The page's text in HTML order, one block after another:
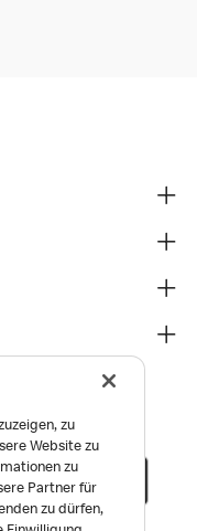
zu
Website zu
zu
Partner für
zu dürfen,